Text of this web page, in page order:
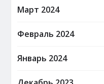
Март 2024
Февраль 2024
Январь 2024